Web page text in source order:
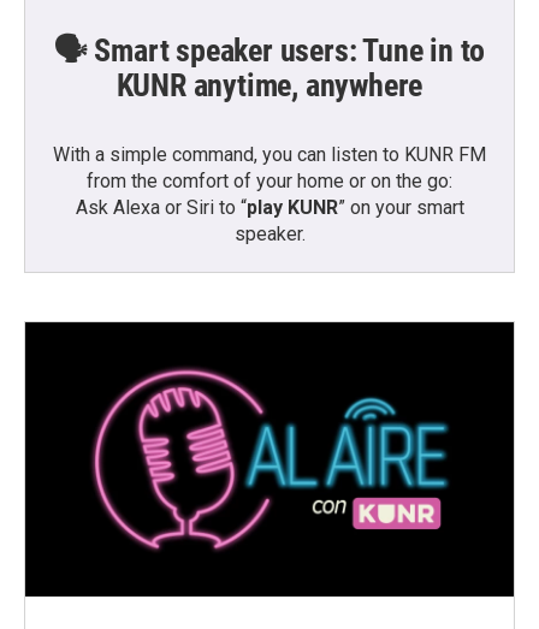
🗣️ Smart speaker users: Tune in to
KUNR anytime, anywhere
With a simple command, you can listen to KUNR FM
from the comfort of your home or on the go:
Ask Alexa or Siri to “play KUNR” on your smart
speaker.